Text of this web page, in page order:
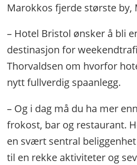
Marokkos fjerde største by,
– Hotel Bristol ønsker å bli
destinasjon for
Thorvaldsen om hvorfor
nytt fullverdig spaanlegg.
– Og i dag må du ha mer
frokost, bar og restaurant.
en svært sentral
til en rekke aktiviteter og